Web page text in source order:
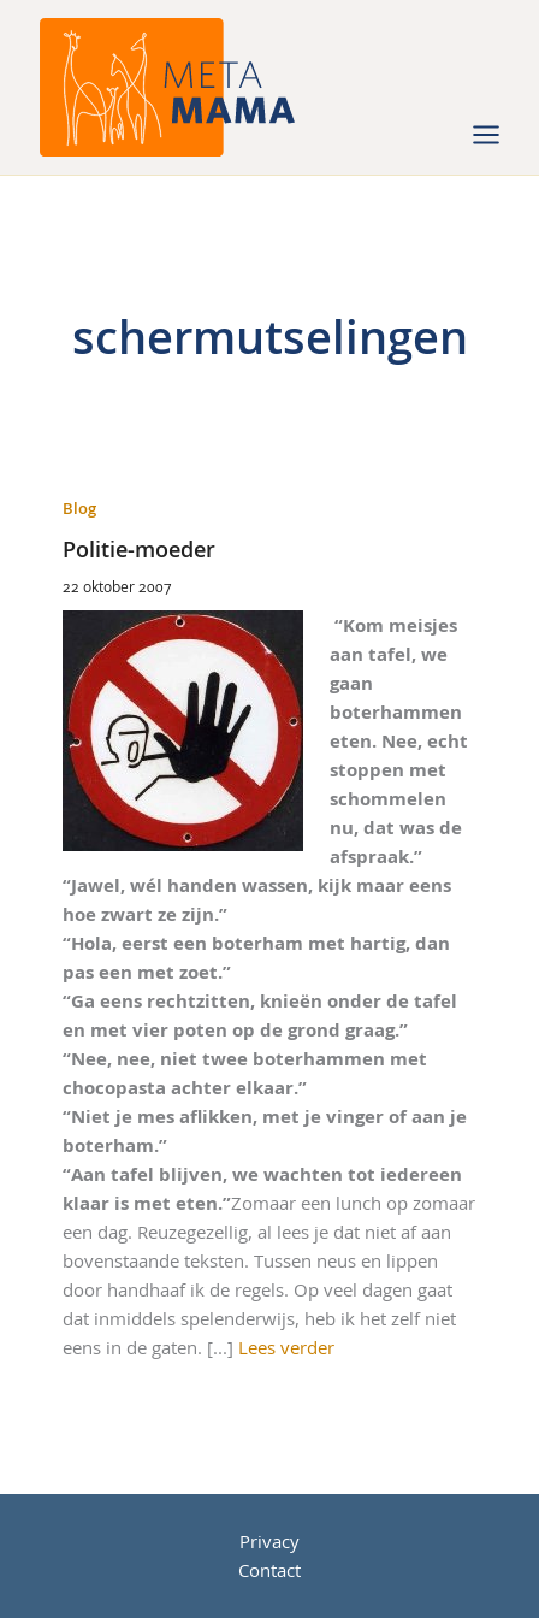
schermutselingen
Blog
Politie-moeder
22 oktober 2007
“Kom meisjes
aan tafel, we
gaan
boterhammen
eten. Nee, echt
stoppen met
schommelen
nu, dat was de
afspraak.”
“Jawel, wél handen wassen, kijk maar eens
hoe zwart ze zijn.”
“Hola, eerst een boterham met hartig, dan
pas een met zoet.”
“Ga eens rechtzitten, knieën onder de tafel
en met vier poten op de grond graag.”
“Nee, nee, niet twee boterhammen met
chocopasta achter elkaar.”
“Niet je mes aflikken, met je vinger of aan je
boterham.”
“Aan tafel blijven, we wachten tot iedereen
klaar is met eten.”Zomaar een lunch op zomaar
een dag. Reuzegezellig, al lees je dat niet af aan
bovenstaande teksten. Tussen neus en lippen
door handhaaf ik de regels. Op veel dagen gaat
dat inmiddels spelenderwijs, heb ik het zelf niet
eens in de gaten. [...] Lees verder
Privacy
Contact